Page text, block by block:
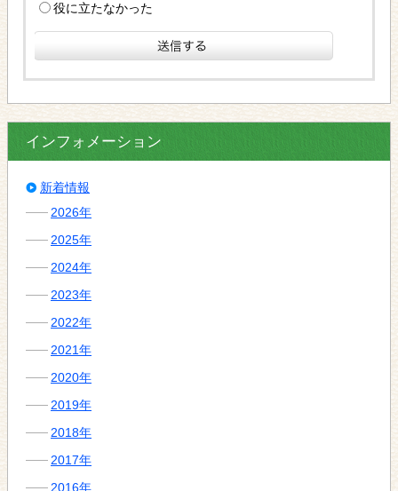
役に立たなかった
インフォメーション
新着情報
2026年
2025年
2024年
2023年
2022年
2021年
2020年
2019年
2018年
2017年
2016年